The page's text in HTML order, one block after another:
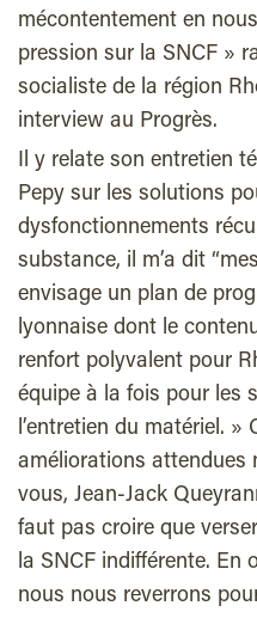
mécontentement en
pression sur la SNCF »
socialiste de la région
interview au Progrès.
Il y relate son entretien
Pepy sur les solutions
dysfonctionnements
substance, il m’a dit
envisage un plan de
lyonnaise dont le
renfort polyvalent pour
équipe à la fois pour les
l’entretien du matériel. »
améliorations attendues
vous, Jean-Jack
faut pas croire que
la SNCF indifférente. En
nous nous reverrons